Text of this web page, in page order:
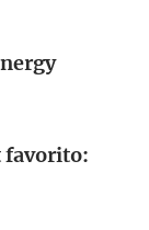
favorito: